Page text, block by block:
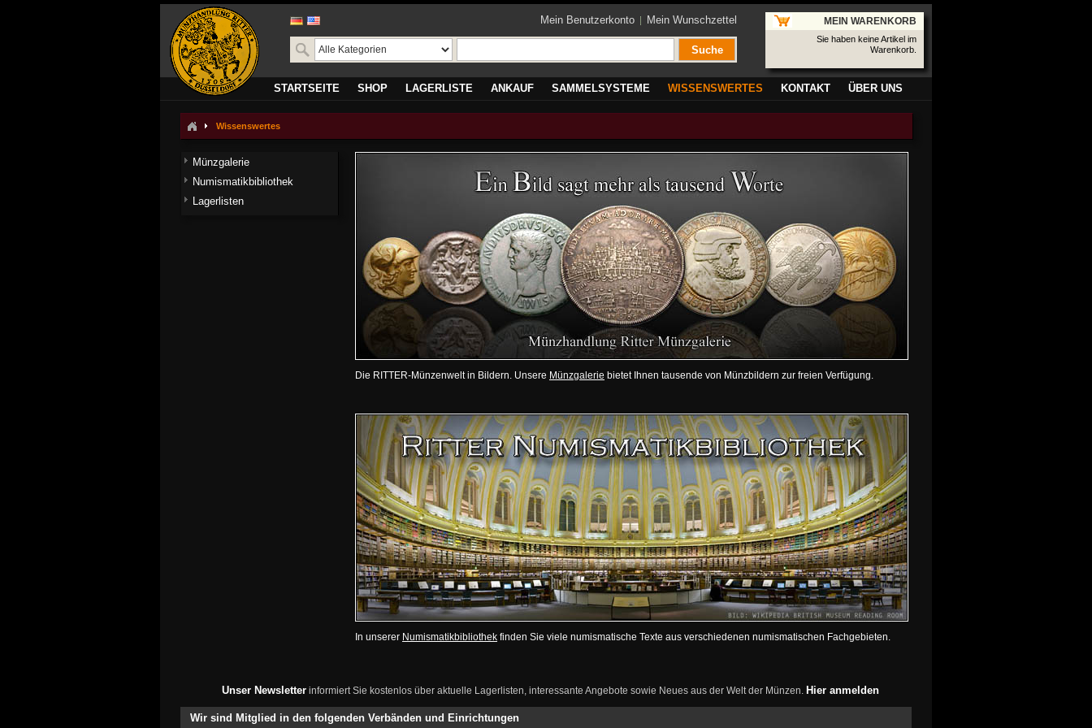
Mein Benutzerkonto Mein Wunschzettel
Suche
MEIN WARENKORB
Sie haben keine Artikel im
Warenkorb.
STARTSEITE SHOP LAGERLISTE ANKAUF SAMMELSYSTEME WISSENSWERTES KONTAKT ÜBER UNS
Wissenswertes
Die RITTER-Münzenwelt in Bildern. Unsere Münzgalerie bietet Ihnen tausende von Münzbildern zur freien Verfügung.
In unserer Numismatikbibliothek finden Sie viele numismatische Texte aus verschiedenen numismatischen Fachgebieten.
Münzgalerie
Numismatikbibliothek
Lagerlisten
Unser Newsletterinformiert Sie kostenlos über aktuelle Lagerlisten, interessante Angebote sowie Neues aus der Welt der Münzen. Hier anmelden
Wir sind Mitglied in den folgenden Verbänden und Einrichtungen